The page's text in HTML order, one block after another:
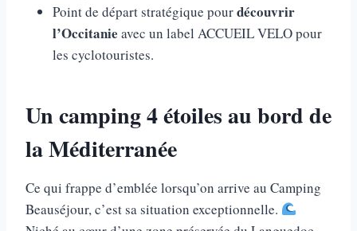
Point de départ stratégique pourdécouvrir
l’Occitanie avec un label ACCUEIL VELO pour
les cyclotouristes.
Un camping 4 étoiles au bord de
la Méditerranée
Ce qui frappe d’emblée lorsqu’on arrive au Camping
Beauséjour, c’est sa situation exceptionnelle.